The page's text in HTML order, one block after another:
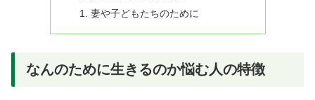
妻や子どもたちのために
なんのために生きるのか悩む人の特徴